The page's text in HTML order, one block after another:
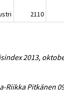
2110
2013,
Riikka Pitkänen